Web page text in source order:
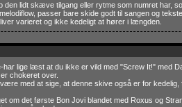
den lidt skæve tilgang eller rytme som numret har,
passer bare skide godt til sangen og
varieret og ikke kedeligt at hører i længden.
har lige læst at du ikke er vild med "Screw It!" med
chokeret over.
med at sige, at denne skive også er for kedelig,
om det første Bon Jovi blandet med Roxus og